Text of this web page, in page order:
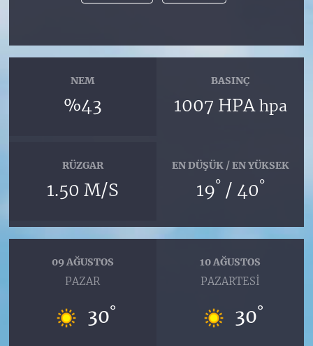
NEM
%43
BASINÇ
1007 HPAhpa
RÜZGAR
1.50 M/S
EN DÜŞÜK / EN YÜKSEK
19° / 40°
09 AĞUSTOS
PAZAR
30°
10 AĞUSTOS
PAZARTESI
30°